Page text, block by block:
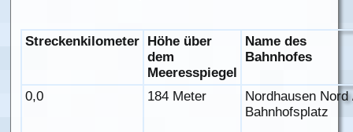
Streckenkilometer Höhe über
dem
Meeresspiegel
Name des
Bahnhofes
0,0 184 Meter
Nordhausen Nord
Bahnhofsplatz